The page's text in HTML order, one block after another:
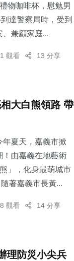
物咖啡杯，慰勉男
達警察局時，受到
、兼顧家庭...
觀看 13 分享
大白熊領路 帶
年夏天，嘉義市掀
！由嘉義在地藝術
」，化身最萌城市
著嘉義市長黃...
觀看 14 分享
理防災小尖兵